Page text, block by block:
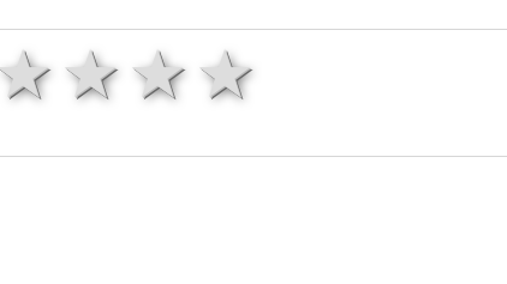
4 hviezdy
3 hviezdy
2 hviezdy
1 hviezda